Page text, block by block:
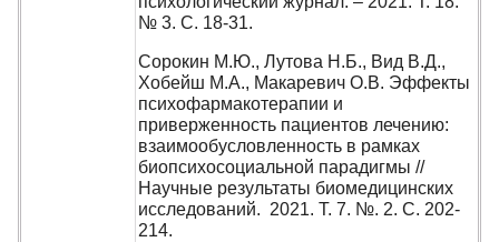
№ 3. С. 18-31.
Сорокин М.Ю., Лутова Н.Б., Вид В.Д.,
Хобейш М.А., Макаревич О.В. Эффекты
психофармакотерапии и
приверженность пациентов лечению:
взаимообусловленность в рамках
биопсихосоциальной парадигмы //
Научные результаты биомедицинских
исследований. 2021. Т. 7. №. 2. С. 202-
214.